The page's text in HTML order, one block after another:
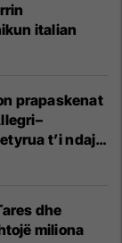
italian
prapaskenat
t’i ndajë
dhe
miliona